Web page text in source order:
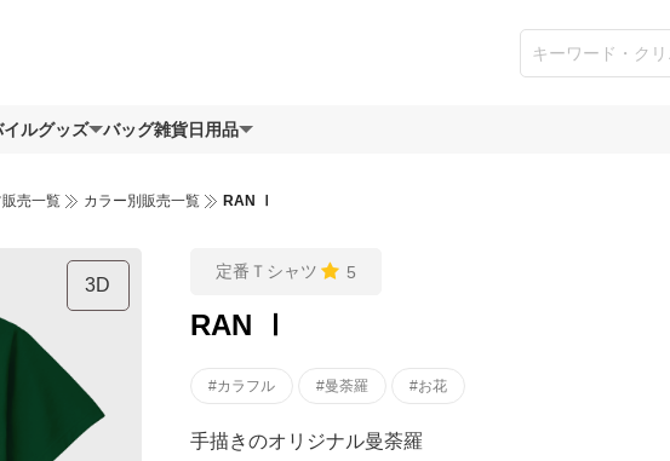
ルグッズ バッグ雑貨日用品
売一覧 カラー別販売一覧 RAN Ⅰ
3D
定番Ｔシャツ 5
RAN Ⅰ
#カラフル #曼荼羅 #お花
手描きのオリジナル曼荼羅